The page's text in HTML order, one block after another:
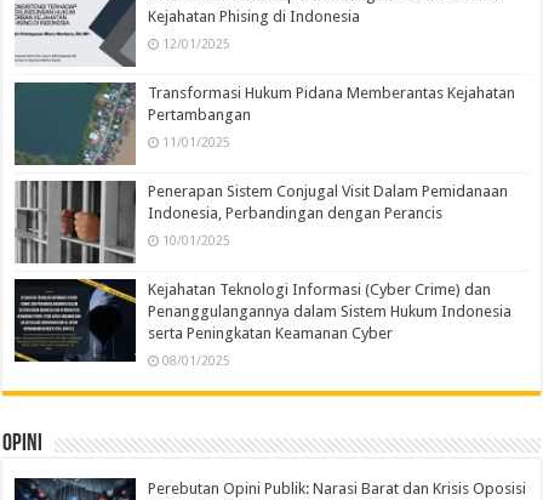
Kejahatan Phising di Indonesia
12/01/2025
Transformasi Hukum Pidana Memberantas Kejahatan
Pertambangan
11/01/2025
Penerapan Sistem Conjugal Visit Dalam Pemidanaan
Indonesia, Perbandingan dengan Perancis
10/01/2025
Kejahatan Teknologi Informasi (Cyber Crime) dan
Penanggulangannya dalam Sistem Hukum Indonesia
serta Peningkatan Keamanan Cyber
08/01/2025
Opini
Perebutan Opini Publik: Narasi Barat dan Krisis Oposisi